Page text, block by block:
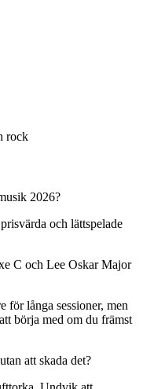
rock
2026?
och lättspelade
C och Lee Oskar Major
för långa sessioner, men
börja med om du främst
att skada det?